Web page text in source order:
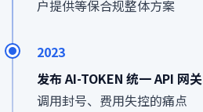
户提供等保合规整体方案
2023
发布 AI-TOKEN 统一 API 网关
调用封号、费用失控的痛点